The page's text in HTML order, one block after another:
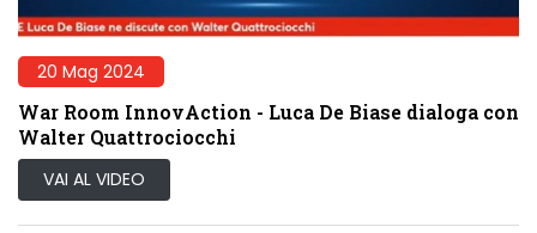
20 Mag 2024
War Room InnovAction - Luca De Biase dialoga con
Walter Quattrociocchi
VAI AL VIDEO